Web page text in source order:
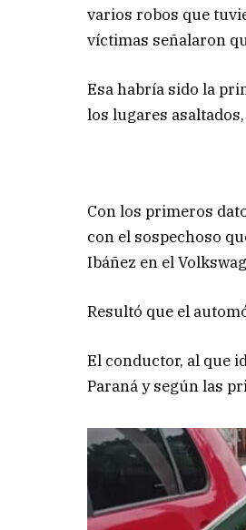
varios robos que
víctimas señalaron
Esa habría sido la
los lugares
Con los primeros
con el sospechoso
Ibáñez en el
Resultó que el
El conductor, al que
Paraná y según las